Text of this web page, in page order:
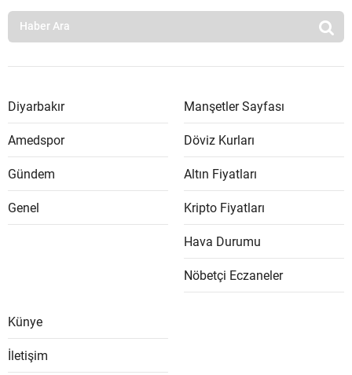
Diyarbakır
Amedspor
Gündem
Genel
Manşetler Sayfası
Döviz Kurları
Altın Fiyatları
Kripto Fiyatları
Hava Durumu
Nöbetçi Eczaneler
Künye
İletişim